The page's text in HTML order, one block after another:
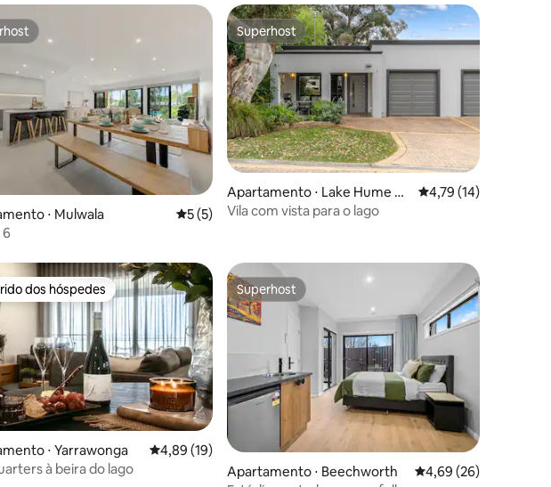
média de 5, 204 avaliações
⋅ Mulwala 5 de uma avaliação média de 5, 5 avaliações
5 (5)
6
Superhost
Superhost
Apartamento ⋅ Lake Hume Vill
age
4,79 de uma
4,79 (14)
Vila com vista para o lago
média de 5, 39 avaliações
dos hóspedes
dos hóspedes
⋅ Yarrawonga 4,89 de uma avaliação média de 5, 19 avaliações
4,89 (19)
à beira do lago
Superhost
Superhost
Apartamento ⋅ Beechworth 4,69 de uma
4,69 (26)